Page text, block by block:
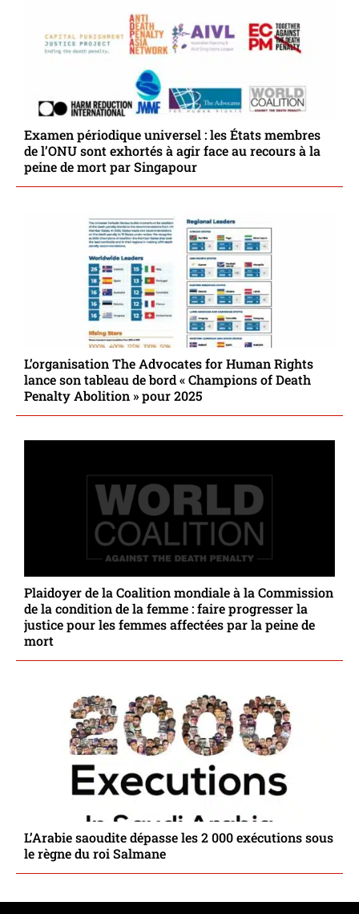
Examen périodique universel : les États membres
de l’ONU sont exhortés à agir face au recours à la
peine de mort par Singapour
L’organisation The Advocates for Human Rights
lance son tableau de bord « Champions of Death
Penalty Abolition » pour 2025
Plaidoyer de la Coalition mondiale à la Commission
de la condition de la femme : faire progresser la
justice pour les femmes affectées par la peine de
mort
L’Arabie saoudite dépasse les 2 000 exécutions sous
le règne du roi Salmane